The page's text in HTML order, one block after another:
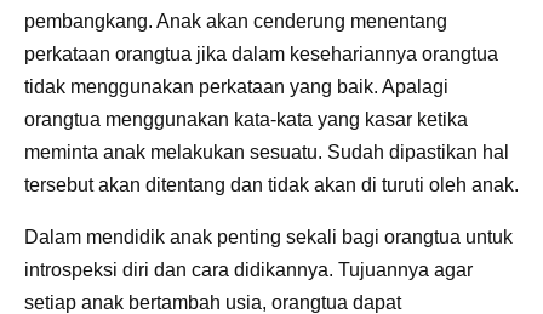
pembangkang. Anak akan cenderung menentang
perkataan orangtua jika dalam kesehariannya orangtua
tidak menggunakan perkataan yang baik. Apalagi
orangtua menggunakan kata-kata yang kasar ketika
meminta anak melakukan sesuatu. Sudah dipastikan hal
tersebut akan ditentang dan tidak akan di turuti oleh anak.
Dalam mendidik anak penting sekali bagi orangtua untuk
introspeksi diri dan cara didikannya. Tujuannya agar
setiap anak bertambah usia, orangtua dapat